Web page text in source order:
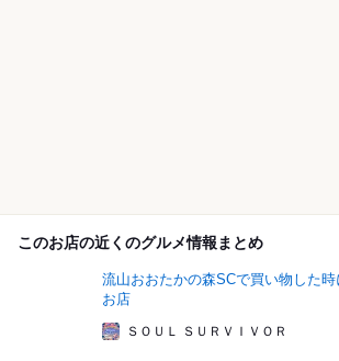
このお店の近くのグルメ情報まとめ
流山おおたかの森SCで買い物した
お店
ＳＯＵＬ ＳＵＲＶＩＶＯＲ